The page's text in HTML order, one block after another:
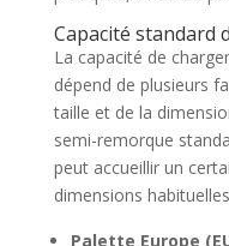
Capacité standard
La capacité de
dépend de plusieurs
taille et de la
semi-remorque
peut accueillir un
dimensions
Palette Europe